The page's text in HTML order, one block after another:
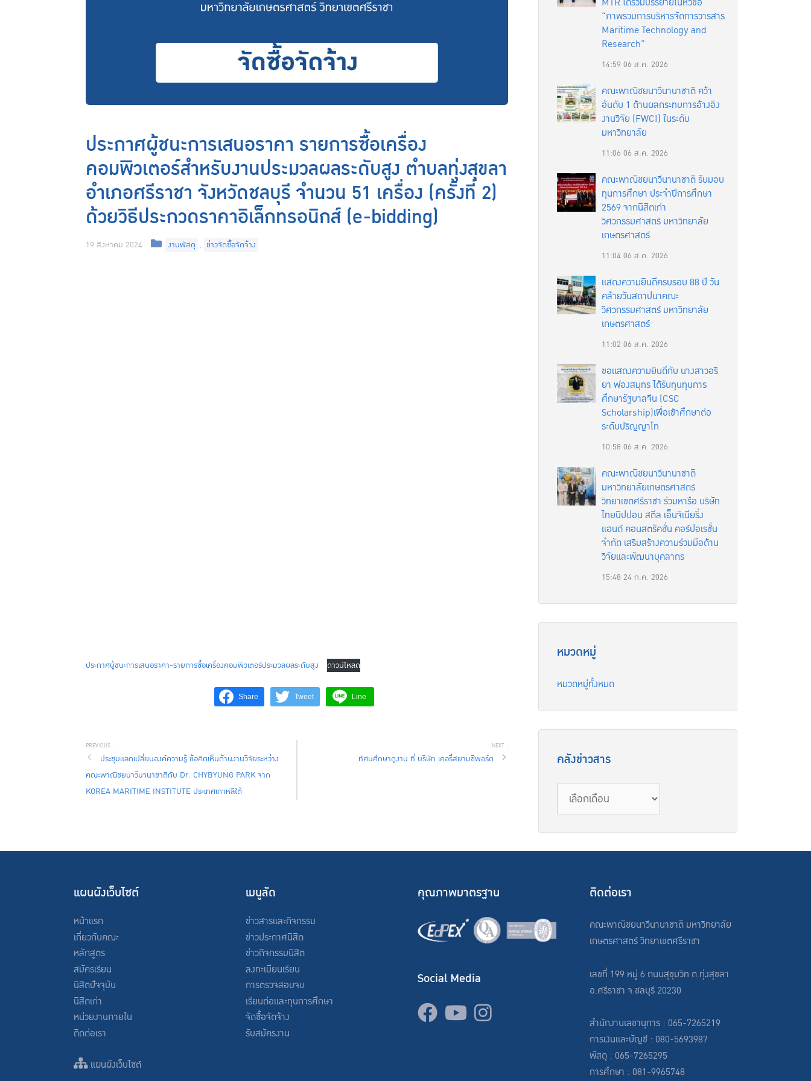
ประกาศผู้ชนะการเสนอราคา รายการซื้อเครื่อง
คอมพิวเตอร์สำหรับงานประมวลผลระดับสูง ตำบลทุ่งสุขลา
อำเภอศรีราชา จังหวัดชลบุรี จำนวน 51 เครื่อง (ครั้งที่ 2)
ด้วยวิธีประกวดราคาอิเล็กทรอนิกส์ (e-bidding)
19 สิงหาคม 2024 Categories
งานพัสดุ , ข่าวจัดซื้อจัดจ้าง
ประกาศผู้ชนะการเสนอราคา-รายการซื้อเครื่องคอมพิวเตอร์ประมวลผลระดับสูง ดาวน์โหลด
Share Tweet Line
ประชุมแลกเปลี่ยนองค์ความรู้ ข้อคิดเห็นด้านงานวิจัยระหว่าง
คณะพาณิชยนาวีนานาชาติกับ Dr. CHYBYUNG PARK จาก
KOREA MARITIME INSTITUTE ประเทศเกาหลีใต้
ทัศนศึกษาดูงาน ที่ บริษัท เคอรี่สยามซีพอร์ต
“ภาพรวมการบริหารจัดการวารสาร
Maritime Technology and
Research”
14:59 06 ส.ค. 2026
คณะพาณิชยนาวีนานาชาติ คว้า
อันดับ 1 ด้านผลกระทบการอ้างอิง
งานวิจัย (FWCI) ในระดับ
มหาวิทยาลัย
11:06 06 ส.ค. 2026
คณะพาณิชยนาวีนานาชาติ รับมอบ
ทุนการศึกษา ประจำปีการศึกษา
2569 จากนิสิตเก่า
วิศวกรรมศาสตร์ มหาวิทยาลัย
เกษตรศาสตร์
11:0406 ส.ค. 2026
แสดงความยินดีครบรอบ 88 ปี วัน
คล้ายวันสถาปนาคณะ
วิศวกรรมศาสตร์ มหาวิทยาลัย
เกษตรศาสตร์
11:02 06 ส.ค. 2026
ขอแสดงความยินดีกับ นางสาวอริ
ยา ฟองสมุทร ได้รับทุนทุนการ
ศึกษารัฐบาลจีน (CSC
Scholarship)เพื่อเข้าศึกษาต่อ
ระดับปริญญาโท
10:58 06 ส.ค. 2026
คณะพาณิชยนาวีนานาชาติ
มหาวิทยาลัยเกษตรศาสตร์
วิทยาเขตศรีราชา ร่วมหารือ บริษัท
ไทยนิปปอน สตีล เอ็นจิเนียริ่ง
แอนด์ คอนสตรัคชั่น คอร์ปอเรชั่น
จำกัด เสริมสร้างความร่วมมือด้าน
วิจัยและพัฒนาบุคลากร
15:48 24 ก.ค. 2026
หมวดหมู่
หมวดหมู่ทั้งหมด
คลังข่าวสาร
แผนผังเว็บไซต์
หน้าแรก
เกี่ยวกับคณะ
หลักสูตร
สมัครเรียน
นิสิตปัจจุบัน
นิสิตเก่า
หน่วยงานภายใน
ติดต่อเรา
แผนผังเว็บไซต์
เมนูลัด
ข่าวสารและกิจกรรม
ข่าวประกาศนิสิต
ข่าวกิจกรรมนิสิต
ลงทะเบียนเรียน
การตรวจสอบจบ
เรียนต่อและทุนการศึกษา
จัดซื้อจัดจ้าง
รับสมัครงาน
คุณภาพมาตรฐาน
Social Media
ติดต่อเรา
คณะพาณิชยนาวีนานาชาติ มหาวิทยาลัย
เกษตรศาสตร์ วิทยาเขตศรีราชา
เลขที่ 199 หมู่ 6 ถนนสุขุมวิท ต.ทุ่งสุขลา
อ.ศรีราชา จ.ชลบุรี 20230
สำนักงานเลขานุการ : 065-7265219
การเงินและบัญชี : 080-5693987
พัสดุ : 065-7265295
การศึกษา : 081-9965748